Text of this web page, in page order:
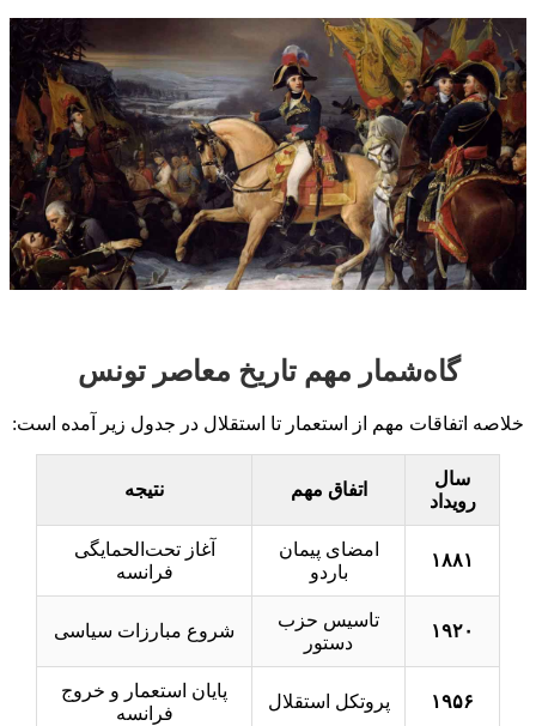
گاه‌شمار مهم تاریخ معاصر تونس
خلاصه اتفاقات مهم از استعمار تا استقلال در جدول زیر آمده است:
سال
رویداد
اتفاق مهم نتیجه
۱۸۸۱
امضای پیمان
باردو
آغاز تحت‌الحمایگی
فرانسه
۱۹۲۰
تاسیس حزب
دستور
شروع مبارزات سیاسی
۱۹۵۶ پروتکل استقلال
پایان استعمار و خروج
فرانسه